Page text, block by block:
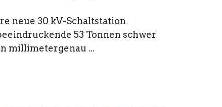
neue 30 kV-Schaltstation
53 Tonnen schwer
millimetergenau ...